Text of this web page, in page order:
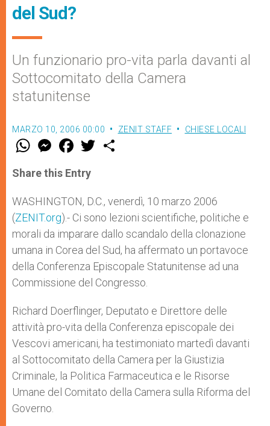
del Sud?
Un funzionario pro-vita parla davanti al
Sottocomitato della Camera
statunitense
MARZO 10, 2006 00:00 ZENIT STAFF CHIESE LOCALI
W
t
s
p
p
M
e
s
e
g
e
r
F
a
e
b
o
k
w
r
Share this Entry
WASHINGTON, D.C., venerdì, 10 marzo 2006
(ZENIT.org).- Ci sono lezioni scientifiche, politiche e
morali da imparare dallo scandalo della clonazione
umana in Corea del Sud, ha affermato un portavoce
della Conferenza Episcopale Statunitense ad una
Commissione del Congresso.
Richard Doerflinger, Deputato e Direttore delle
attività pro-vita della Conferenza episcopale dei
Vescovi americani, ha testimoniato martedì davanti
al Sottocomitato della Camera per la Giustizia
Criminale, la Politica Farmaceutica e le Risorse
Umane del Comitato della Camera sulla Riforma del
Governo.